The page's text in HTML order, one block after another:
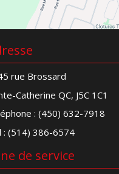
rue Brossard
Catherine QC, J5C 1C1
:(450) 632-7918
:(514) 386-6574
de service